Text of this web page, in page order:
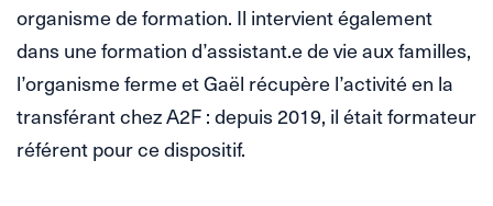
organisme de formation. Il intervient également
dans une formation d’assistant.e de vie aux familles,
l’organisme ferme et Gaël récupère l’activité en la
transférant chez A2F : depuis 2019, il était formateur
référent pour ce dispositif.